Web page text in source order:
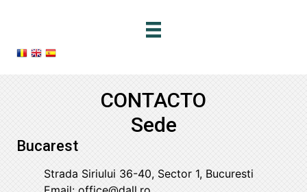
content
CONTACTO
Sede
Bucarest
Strada Siriului 36-40, Sector 1, Bucuresti